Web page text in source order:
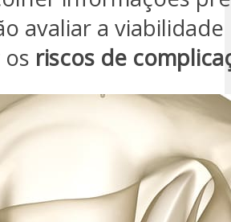
avaliar a
riscos de